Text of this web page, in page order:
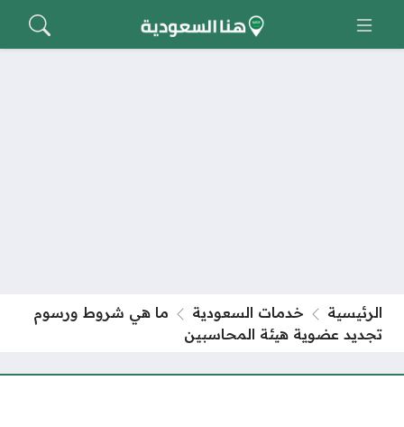
الرئيسية خدمات السعودية
ما هي شروط ورسوم
تجديد عضوية هيئة المحاسبين